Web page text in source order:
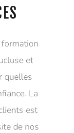
formation
et
quelles
La
est
de nos